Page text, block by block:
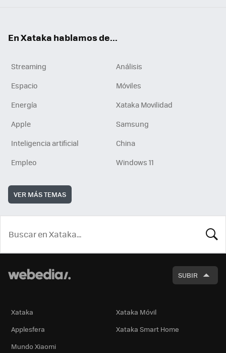
En Xataka hablamos de...
Streaming
Análisis
Espacio
Móviles
Energía
Xataka Movilidad
Apple
Samsung
Inteligencia artificial
China
Empleo
Windows 11
VER MÁS TEMAS
SUBIR
Xataka
Xataka Móvil
Applesfera
Xataka Smart Home
Mundo Xiaomi